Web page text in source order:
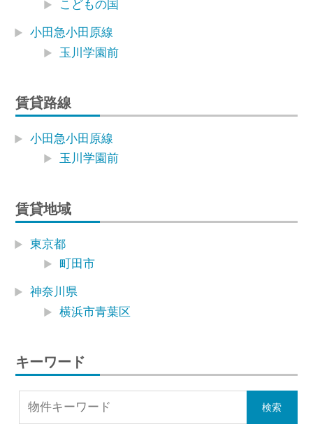
こどもの国
小田急小田原線
玉川学園前
賃貸路線
小田急小田原線
玉川学園前
賃貸地域
東京都
町田市
神奈川県
横浜市青葉区
キーワード